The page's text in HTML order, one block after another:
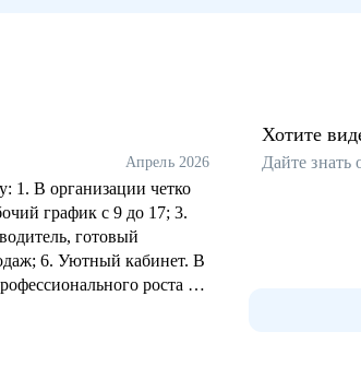
Апрель 2026
1. В организации четко
график с 9 до 17; 3.
готовый
6. Уютный кабинет. В
роста и
Хотите
Дайте